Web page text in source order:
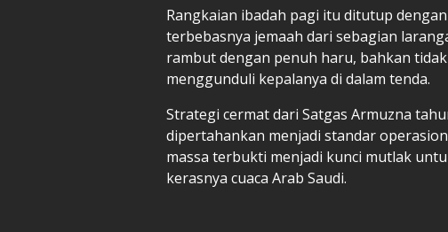
Rangkaian ibadah pagi itu ditutup
terbebasnya jemaah dari sebagian
rambut dengan penuh haru, bahkan
menggunduli kepalanya di dalam tenda.
Strategi cermat dari Satgas Armuzna
dipertahankan menjadi standar
massa terbukti menjadi kunci mutlak
kerasnya cuaca Arab Saudi.